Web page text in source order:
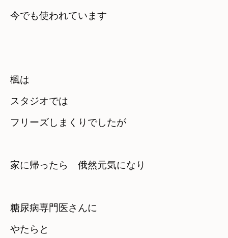
今でも使われています
楓は
スタジオでは
フリーズしまくりでしたが
家に帰ったら　俄然元気になり
糖尿病専門医さんに
やたらと